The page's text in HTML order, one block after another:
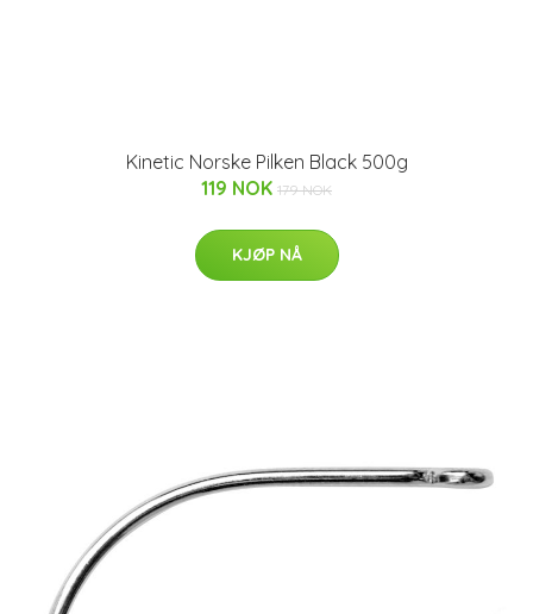
Kinetic Norske Pilken Black 500g
119 NOK 179 NOK
KJØP NÅ